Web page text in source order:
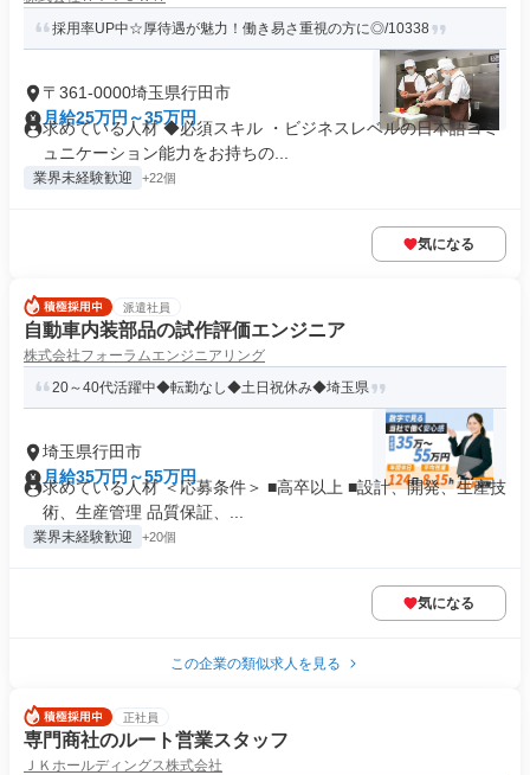
採用率UP中☆厚待遇が魅力！働き易さ重視の方に◎/10338
〒361-0000埼玉県行田市
月給25万円～35万円
求めている人材 ◆必須スキル ・ビジネスレベルの日本語コミ
ュニケーション能力をお持ちの...
業界未経験歓迎 +22個
気になる
派遣社員
自動車内装部品の試作評価エンジニア
株式会社フォーラムエンジニアリング
20～40代活躍中◆転勤なし◆土日祝休み◆埼玉県
埼玉県行田市
月給35万円～55万円
求めている人材 ＜応募条件＞ ■高卒以上 ■設計、開発、生産技
術、生産管理 品質保証、...
業界未経験歓迎 +20個
気になる
この企業の類似求人を見る
正社員
専門商社のルート営業スタッフ
ＪＫホールディングス株式会社